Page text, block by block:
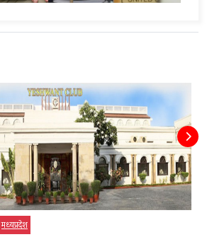
मध्‍यप्रदेश